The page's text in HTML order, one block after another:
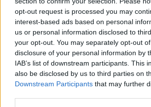
opt-out request is processed you may
interest-based ads based on personal
us or personal information disclosed to
your opt-out. You may separately opt-out
disclosure of your personal information by
IAB’s list of downstream participants. This
also be disclosed by us to third parties on
Downstream Participants that may further
600mm & AI-
Anna W
naket med